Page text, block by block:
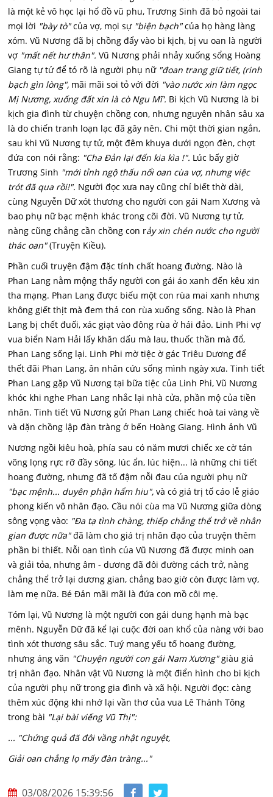
là một kẻ vô học lại hổ đồ vũ phu, Trương Sinh đã bỏ ngoài tai
mọi lời "bày tò"của vợ, mọi sự "biện bạch"của họ hàng làng
xóm. Vũ Nương đã bị chồng đẩy vào bi kịch, bị vu oan là người
vợ "mất nết hư thân". Vũ Nương phải nhảy xuống sổng Hoàng
Giang tự tử để tỏ rõ là người phụ nữ "đoan trang giữ tiết, (rinh
bạch gìn lòng", mãi mãi soi tỏ với đời "vào nước xin làm ngọc
Mị Nương, xuống đất xin là cò Ngu Mĩ'. Bi kịch Vũ Nương là bi
kịch gia đình từ chuyện chồng con, nhưng nguyên nhân sâu xa
là do chiến tranh loạn lạc đã gây nên. Chi một thời gian ngắn,
sau khi Vũ Nương tự tử, một đêm khuya dưới ngọn đèn, chợt
đứa con nói rằng: "Cha Đản lại đến kia kìa !". Lúc bấy giờ
Trương Sinh "mới tỉnh ngộ thấu nổi oan cùa vợ, nhưng việc
trót đã qua rồi!". Người đọc xưa nay cũng chỉ biết thờ dài,
cùng Nguyễn Dữ xót thương cho người con gái Nam Xương và
bao phụ nữ bạc mệnh khác trong cõi đời. Vũ Nương tự tử,
nàng cũng chẳng cần chồng con rảy xin chén nước cho người
thác oan"(Truyện Kiều).
Phần cuối truyện đậm đặc tính chất hoang đường. Nào là
Phan Lang nằm mộng thấy người con gái áo xanh đến kêu xin
tha mạng. Phan Lang được biếu một con rùa mai xanh nhưng
không giết thịt mà đem thả con rùa xuống sống. Nào là Phan
Lang bị chết đuối, xác giạt vào đông rùa ở hái đảo. Linh Phi vợ
vua biển Nam Hải lấy khăn dấu mà lau, thuốc thần mà đổ,
Phan Lang sống lại. Linh Phi mờ tiệc ờ gác Triêu Dương để
thết đãi Phan Lang, ân nhân cứu sống mình ngày xưa. Tinh tiết
Phan Lang gặp Vũ Nương tại bữa tiệc của Linh Phi, Vũ Nương
khóc khi nghe Phan Lang nhắc lại nhà cửa, phần mộ của tiền
nhân. Tinh tiết Vũ Nương gửi Phan Lang chiếc hoà tai vàng về
và dặn chồng lập đàn tràng ở bến Hoàng Giang. Hình ảnh Vũ
Nương ngồi kiêu hoà, phía sau có năm mươi chiếc xe cờ tán
võng lọng rực rỡ đầy sông, lúc ẩn, lúc hiện... là những chi tiết
hoang đường, nhưng đã tố đậm nỗi đau của người phụ nữ
"bạc mệnh... duyên phận hẩm hiu", và có giá trị tố cáo lễ giáo
phong kiến vô nhân đạo. Cầu nói cùa ma Vũ Nương giữa dòng
sông vọng vào: "Đa tạ tình chàng, thiếp chẳng thể trở về nhân
gian được nữa"đã làm cho giá trị nhân đạo của truyện thêm
phần bi thiết. Nỗi oan tình của Vũ Nương đã được minh oan
và giải tỏa, nhưng âm - dương đã đôi đường cách trở, nàng
chẳng thể trở lại dương gian, chẳng bao giờ còn được làm vợ,
làm mẹ nữa. Bé Đản mãi mãi là đứa con mồ côi mẹ.
Tóm lại, Vũ Nương là một người con gái dung hạnh mà bạc
mênh. Nguyễn Dữ đã kể lại cuộc đời oan khổ của nàng với bao
tình xót thương sâu sắc. Tuý mang yếu tố hoang đường,
nhưng áng văn "Chuyện người con gái Nam Xương"giàu giá
trị nhân đạo. Nhân vật Vũ Nương là một điển hình cho bi kịch
của người phụ nữ trong gia đình và xã hội. Người đọc: càng
thêm xúc động khi nhớ lại vần thơ của vua Lê Thánh Tông
trong bài "Lại bài viếng Vũ Thị":
... "Chứng quả đã đôi vầng nhật nguyệt,
Giải oan chẳng lọ mấy đàn tràng..."
03/08/2026 15:39:56